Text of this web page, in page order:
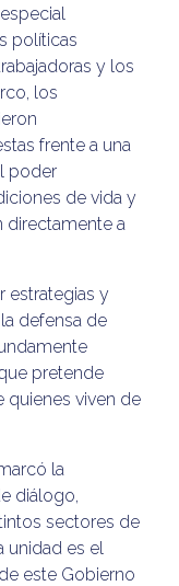
políticas
y los
los
frente a una
poder
de vida y
directamente a
estrategias y
defensa de
pretende
quienes viven de
la
diálogo,
sectores de
unidad es el
este Gobierno